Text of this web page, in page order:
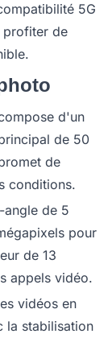
5G
profiter de
d'un
de 50
de
conditions.
angle de 5
pour
de 13
appels vidéo.
vidéos en
la stabilisation